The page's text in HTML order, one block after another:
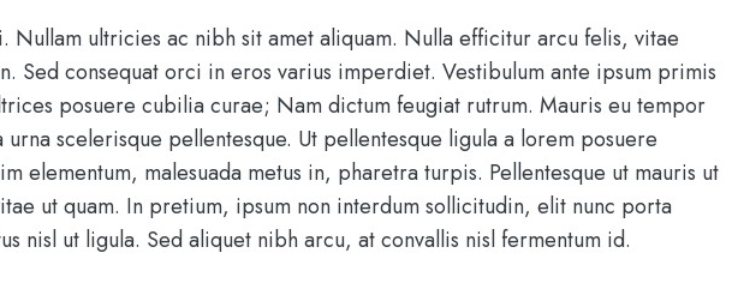
Nullam ultricies ac nibh sit amet aliquam. Nulla efficitur arcu felis, vitae
Sed consequat orci in eros varius imperdiet. Vestibulum ante ipsum primis
posuere cubilia curae; Nam dictum feugiat rutrum. Mauris eu tempor
urna scelerisque pellentesque. Ut pellentesque ligula a lorem posuere
elementum, malesuada metus in, pharetra turpis. Pellentesque ut mauris ut
ut quam. In pretium, ipsum non interdum sollicitudin, elit nunc porta
nisl ut ligula. Sed aliquet nibh arcu, at convallis nisl fermentum id.